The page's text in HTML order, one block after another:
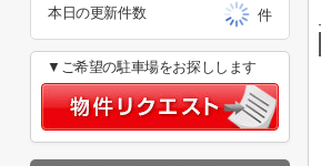
本日の更新件数
件
▼ご希望の駐車場をお探しします